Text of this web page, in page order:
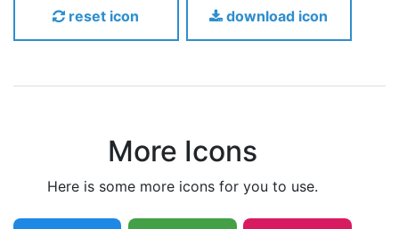
reset icon download icon
More Icons
here is some more icons for you to use.